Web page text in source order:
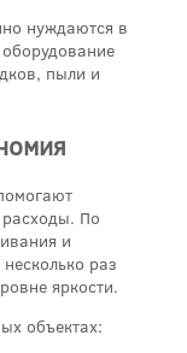
нуждаются в
пыли и
расходы. По
и
раз
яркости.
объектах: